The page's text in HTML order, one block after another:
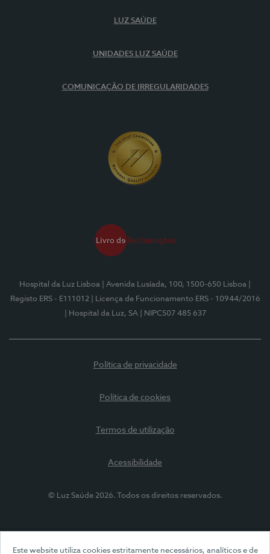
Este website utiliza cookies estritamente necessários, analíticos e de
LUZ SAÚDE
UNIDADES LUZ SAÚDE
COMUNICAÇÃO DE IRREGULARIDADES
Hospital da Luz Lisboa | Avenida Lusíada, 100, 1500-650 Lisboa
Registo ERS - E111012
| Licença de Funcionamento ERS - 10944/2016
| Hospital da Luz, SA
| NIPC507 485 637
Política de privacidade
Política de cookies
Termos de utilização
Acessibilidade
© Luz Saúde 2026. Todos os direitos reservados.